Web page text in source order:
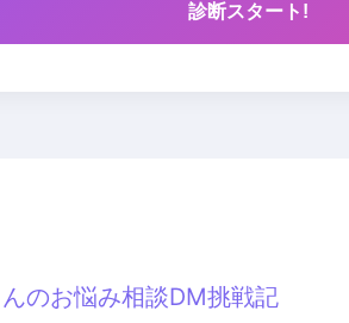
診断スタート!
のお悩み相談DM挑戦記